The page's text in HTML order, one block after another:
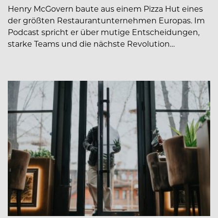
Henry McGovern baute aus einem Pizza Hut eines
der größten Restaurantunternehmen Europas. Im
Podcast spricht er über mutige Entscheidungen,
starke Teams und die nächste Revolution…